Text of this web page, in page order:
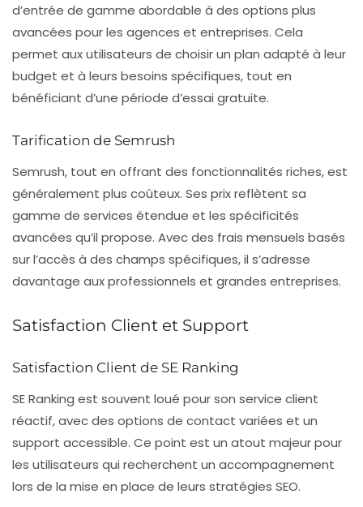
d’entrée de gamme abordable à des options plus
avancées pour les agences et entreprises. Cela
permet aux utilisateurs de choisir un plan adapté à leur
budget et à leurs besoins spécifiques, tout en
bénéficiant d’une période d’essai gratuite.
Tarification de Semrush
Semrush, tout en offrant des fonctionnalités riches, est
généralement plus coûteux. Ses prix reflètent sa
gamme de services étendue et les spécificités
avancées qu’il propose. Avec des frais mensuels basés
sur l’accès à des champs spécifiques, il s’adresse
davantage aux professionnels et grandes entreprises.
Satisfaction Client et Support
Satisfaction Client de SE Ranking
SE Ranking est souvent loué pour son service client
réactif, avec des options de contact variées et un
support accessible. Ce point est un atout majeur pour
les utilisateurs qui recherchent un accompagnement
lors de la mise en place de leurs stratégies SEO.